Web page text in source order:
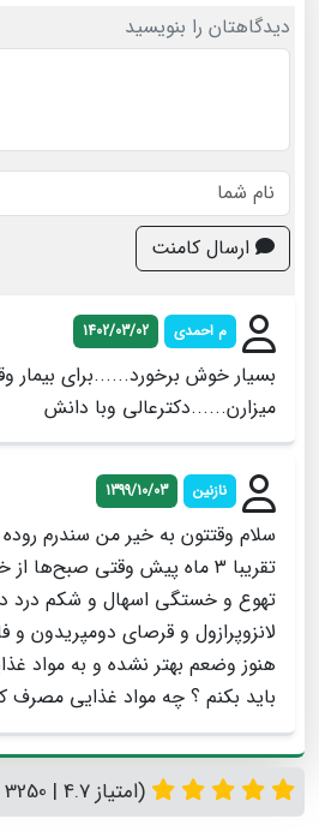
دیدگاهتان را بنویسید
ارسال کامنت
م احمدی 1402/03/02
بسیار خوش برخورد......برای بیمار
میزارن......دکترعالی وبا دانش
نازنین 1399/10/03
سلام وقتتون به خیر من سندرم
تقریبا ۳ ماه پیش وقتی
تهوع و خستگی اسهال و شکم درد
لانزوپرازول و قرصای دومپریدون و
هنوز وضعم بهتر نشده و به مواد
باید بکنم ؟ چه مواد غذایی مصرف
(امتیاز 4.7 | 3250 رای)